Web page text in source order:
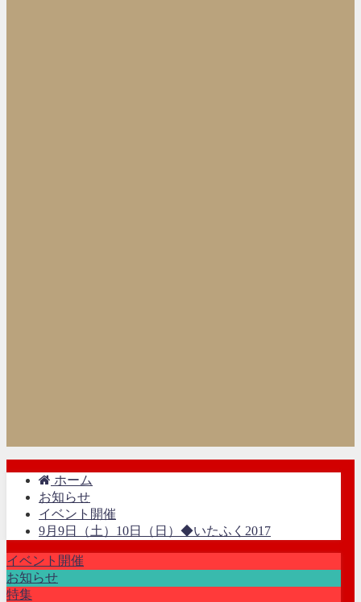
ホーム
お知らせ
イベント開催
9月9日（土）10日（日）◆いたふく2017
イベント開催
お知らせ
特集